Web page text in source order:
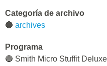
Categoría de archivo
🔵 archives
Programa
🔵 Smith Micro Stuffit